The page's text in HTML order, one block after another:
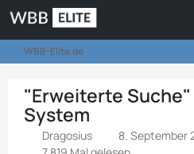
WBB-Elite.de
"Erweiterte
System
Dragosius
8. September